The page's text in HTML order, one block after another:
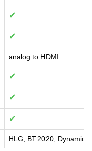
✔
✔
analog to HDMI
✔
✔
✔
HLG, BT.2020, Dynamic